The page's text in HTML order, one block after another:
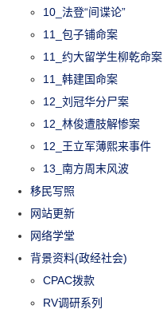
10_法登“间谍论”
11_包子铺命案
11_约大留学生柳乾命案
11_韩建国命案
12_刘冠华分尸案
12_林俊遭肢解惨案
12_王立军薄熙来事件
13_南方周末风波
移民写照
网站更新
网络学堂
背景资料(政经社会)
CPAC拨款
RV调研系列